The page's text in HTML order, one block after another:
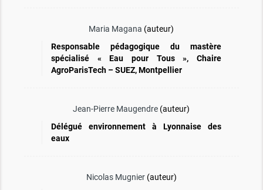
Maria Magana (auteur)
Responsable pédagogique du mastère
spécialisé « Eau pour Tous », Chaire
AgroParisTech – SUEZ, Montpellier
Jean-Pierre Maugendre (auteur)
Délégué environnement à Lyonnaise des
eaux
Nicolas Mugnier(auteur)